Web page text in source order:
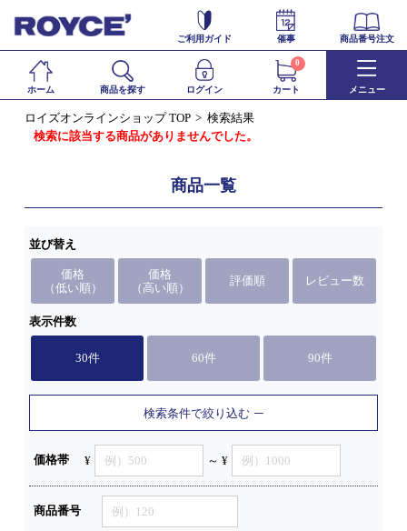
ご利用ガイド 催事 商品番号注文
ホーム 商品を探す ログイン カート
0
メニュー
ロイズオンラインショップ TOP
検索結果
検索に該当する商品がありませんでした。
商品一覧
並び替え
価格
（低い順）
価格
（高い順）
評価順 レビュー数
表示件数
30件 60件 90件
検索条件で絞り込む
価格帯 ¥ ～ ¥
商品番号